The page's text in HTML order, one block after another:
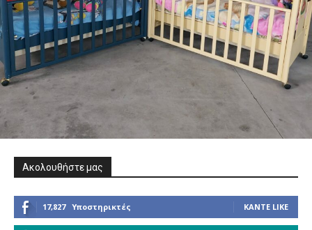
Ακολουθήστε μας
17,827 Υποστηρικτές ΚΆΝΤΕ LIKE